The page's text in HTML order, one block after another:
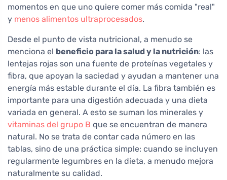
momentos en que uno quiere comer más comida "real"
y menos alimentos ultraprocesados.
Desde el punto de vista nutricional, a menudo se
menciona el beneficio para la salud y la nutrición: las
lentejas rojas son una fuente de proteínas vegetales y
fibra, que apoyan la saciedad y ayudan a mantener una
energía más estable durante el día. La fibra también es
importante para una digestión adecuada y una dieta
variada en general. A esto se suman los minerales y
vitaminas del grupo B que se encuentran de manera
natural. No se trata de contar cada número en las
tablas, sino de una práctica simple: cuando se incluyen
regularmente legumbres en la dieta, a menudo mejora
naturalmente su calidad.